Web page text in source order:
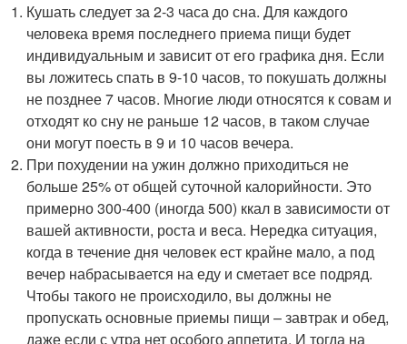
Кушать следует за 2-3 часа до сна. Для каждого
человека время последнего приема пищи будет
индивидуальным и зависит от его графика дня. Если
вы ложитесь спать в 9-10 часов, то покушать должны
не позднее 7 часов. Многие люди относятся к совам и
отходят ко сну не раньше 12 часов, в таком случае
они могут поесть в 9 и 10 часов вечера.
При похудении на ужин должно приходиться не
больше 25% от общей суточной калорийности. Это
примерно 300-400 (иногда 500) ккал в зависимости от
вашей активности, роста и веса. Нередка ситуация,
когда в течение дня человек ест крайне мало, а под
вечер набрасывается на еду и сметает все подряд.
Чтобы такого не происходило, вы должны не
пропускать основные приемы пищи – завтрак и обед,
даже если с утра нет особого аппетита. И тогда на